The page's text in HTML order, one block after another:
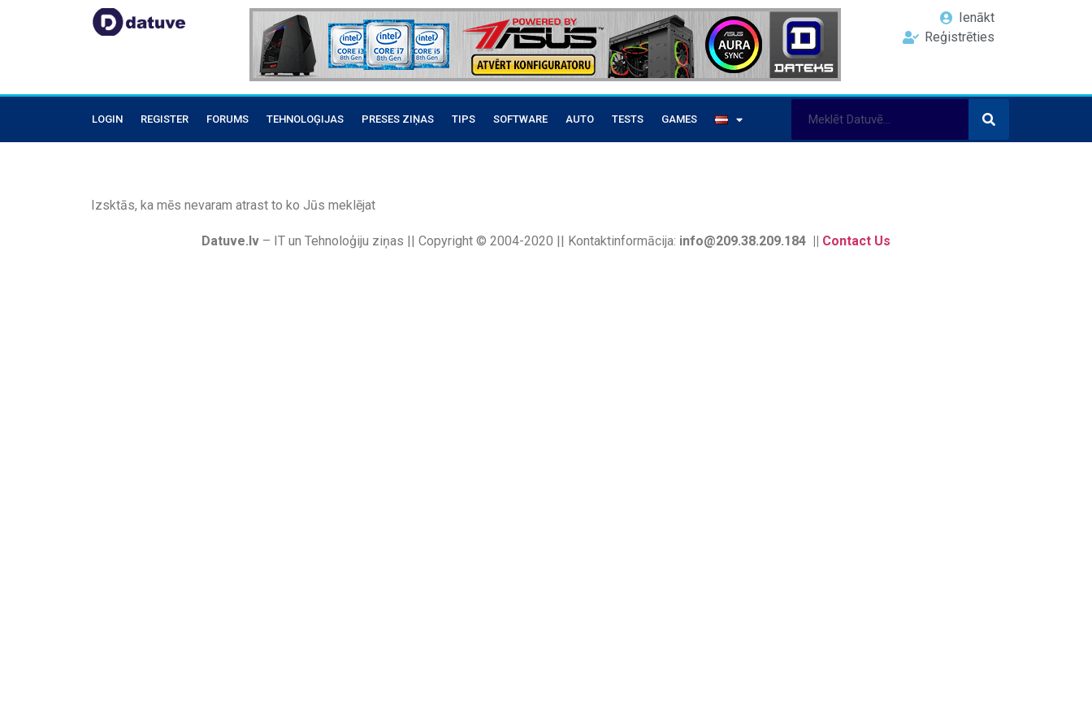
Ienākt
Reģistrēties
LOGIN REGISTER FORUMS TEHNOLOĢIJAS PRESES ZIŅAS TIPS SOFTWARE AUTO TESTS GAMES
Izsktās, ka mēs nevaram atrast to ko Jūs meklējat
Datuve.lv – IT un Tehnoloģiju ziņas || Copyright © 2004-2020 || Kontaktinformācija: info@209.38.209.184 || Contact Us